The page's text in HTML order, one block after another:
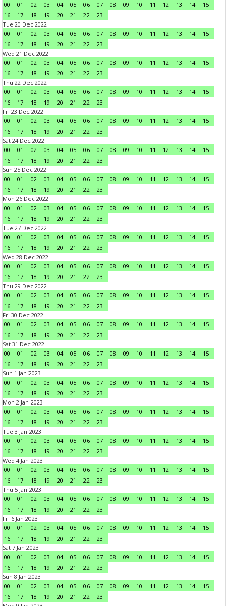
00
01 02 03 04 05 06 07 08 09 10 11 12 13 14
15
16
17 18 19 20 21 22
23
Tue 20 Dec 2022
00
01 02 03 04 05 06 07 08 09 10 11 12 13 14
15
16
17 18 19 20 21 22
23
Wed 21 Dec 2022
00
01 02 03 04 05 06 07 08 09 10 11 12 13 14
15
16
17 18 19 20 21 22
23
Thu 22 Dec 2022
00
01 02 03 04 05 06 07 08 09 10 11 12 13 14
15
16
17 18 19 20 21 22
23
Fri 23 Dec 2022
00
01 02 03 04 05 06 07 08 09 10 11 12 13 14
15
16
17 18 19 20 21 22
23
Sat 24 Dec 2022
00
01 02 03 04 05 06 07 08 09 10 11 12 13 14
15
16
17 18 19 20 21 22
23
Sun 25 Dec 2022
00
01 02 03 04 05 06 07 08 09 10 11 12 13 14
15
16
17 18 19 20 21 22
23
Mon 26 Dec 2022
00
01 02 03 04 05 06 07 08 09 10 11 12 13 14
15
16
17 18 19 20 21 22
23
Tue 27 Dec 2022
00
01 02 03 04 05 06 07 08 09 10 11 12 13 14
15
16
17 18 19 20 21 22
23
Wed 28 Dec 2022
00
01 02 03 04 05 06 07 08 09 10 11 12 13 14
15
16
17 18 19 20 21 22
23
Thu 29 Dec 2022
00
01 02 03 04 05 06 07 08 09 10 11 12 13 14
15
16
17 18 19 20 21 22
23
Fri 30 Dec 2022
00
01 02 03 04 05 06 07 08 09 10 11 12 13 14
15
16
17 18 19 20 21 22
23
Sat 31 Dec 2022
00
01 02 03 04 05 06 07 08 09 10 11 12 13 14
15
16
17 18 19 20 21 22
23
Sun 1 Jan 2023
00
01 02 03 04 05 06 07 08 09 10 11 12 13 14
15
16
17 18 19 20 21 22
23
Mon 2 Jan 2023
00
01 02 03 04 05 06 07 08 09 10 11 12 13 14
15
16
17 18 19 20 21 22
23
Tue 3 Jan 2023
00
01 02 03 04 05 06 07 08 09 10 11 12 13 14
15
16
17 18 19 20 21 22
23
Wed 4 Jan 2023
00
01 02 03 04 05 06 07 08 09 10 11 12 13 14
15
16
17 18 19 20 21 22
23
Thu 5 Jan 2023
00
01 02 03 04 05 06 07 08 09 10 11 12 13 14
15
16
17 18 19 20 21 22
23
Fri 6 Jan 2023
00
01 02 03 04 05 06 07 08 09 10 11 12 13 14
15
16
17 18 19 20 21 22
23
Sat 7 Jan 2023
00
01 02 03 04 05 06 07 08 09 10 11 12 13 14
15
16
17 18 19 20 21 22
23
Sun 8 Jan 2023
00
01 02 03 04 05 06 07 08 09 10 11 12 13 14
15
16
17 18 19 20 21 22
23